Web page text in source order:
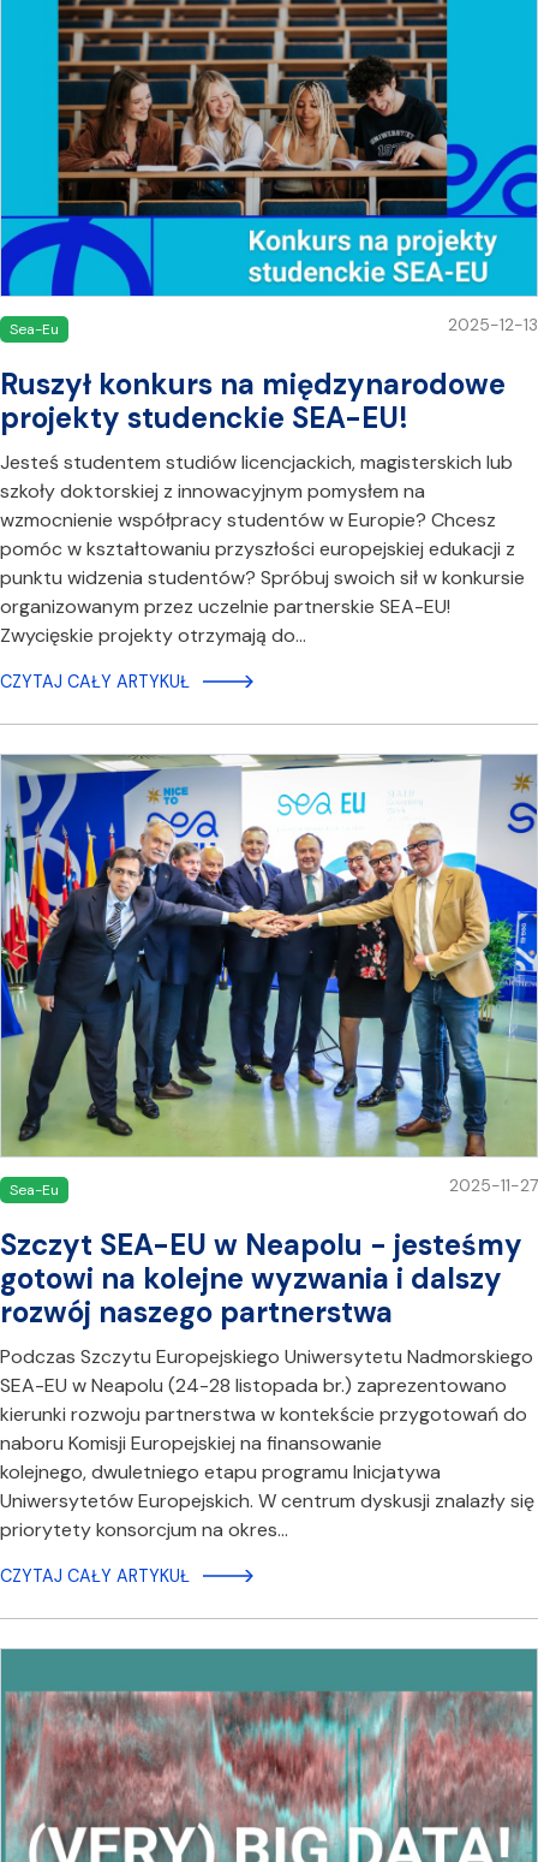
Sea-Eu 2025-12-13
Ruszył konkurs na międzynarodowe
projekty studenckie SEA-EU!
Jesteś studentem studiów licencjackich, magisterskich lub
szkoły doktorskiej z innowacyjnym pomysłem na
wzmocnienie współpracy studentów w Europie? Chcesz
pomóc w kształtowaniu przyszłości europejskiej edukacji z
punktu widzenia studentów? Spróbuj swoich sił w konkursie
organizowanym przez uczelnie partnerskie SEA-EU!
Zwycięskie projekty otrzymają do…
CZYTAJ CAŁY ARTYKUŁ
Sea-Eu 2025-11-27
Szczyt SEA-EU w Neapolu - jesteśmy
gotowi na kolejne wyzwania i dalszy
rozwój naszego partnerstwa
Podczas Szczytu Europejskiego Uniwersytetu Nadmorskiego
SEA-EU w Neapolu (24-28 listopada br.) zaprezentowano
kierunki rozwoju partnerstwa w kontekście przygotowań do
naboru Komisji Europejskiej na finansowanie
kolejnego, dwuletniego etapu programu Inicjatywa
Uniwersytetów Europejskich. W centrum dyskusji znalazły się
priorytety konsorcjum na okres…
CZYTAJ CAŁY ARTYKUŁ